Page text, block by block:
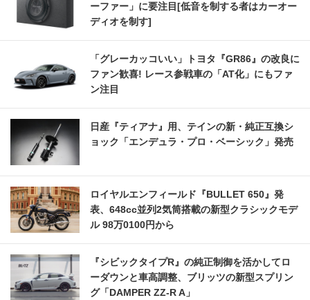
ーファー」に要注目[低音を制する者はカーオー
ディオを制す]
「グレーカッコいい」トヨタ『GR86』の改良に
ファン歓喜! レース参戦車の「AT化」にもファ
ン注目
日産『ティアナ』用、テインの新・純正互換シ
ョック「エンデュラ・プロ・ベーシック」発売
ロイヤルエンフィールド『BULLET 650』発
表、648cc並列2気筒搭載の新型クラシックモデ
ル 98万0100円から
『シビックタイプR』の純正制御を活かしてロ
ーダウンと車高調整、ブリッツの新型スプリン
グ「DAMPER ZZ-R A」